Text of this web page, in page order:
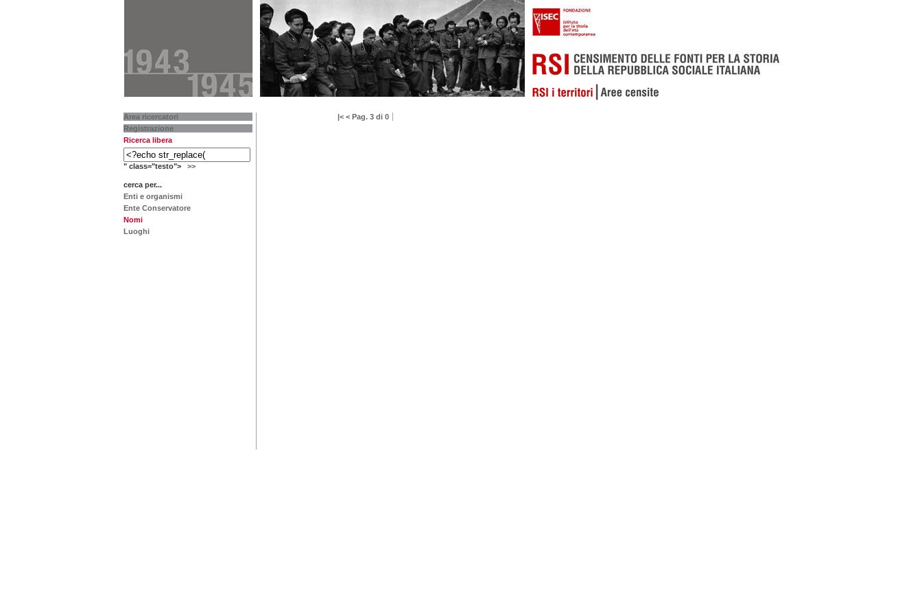
Area ricercatori
Registrazione
Ricerca libera
" class="testo"> >>
cerca per...
Enti e organismi
Ente Conservatore
Nomi
Luoghi
|< <Pag. 3 di 0